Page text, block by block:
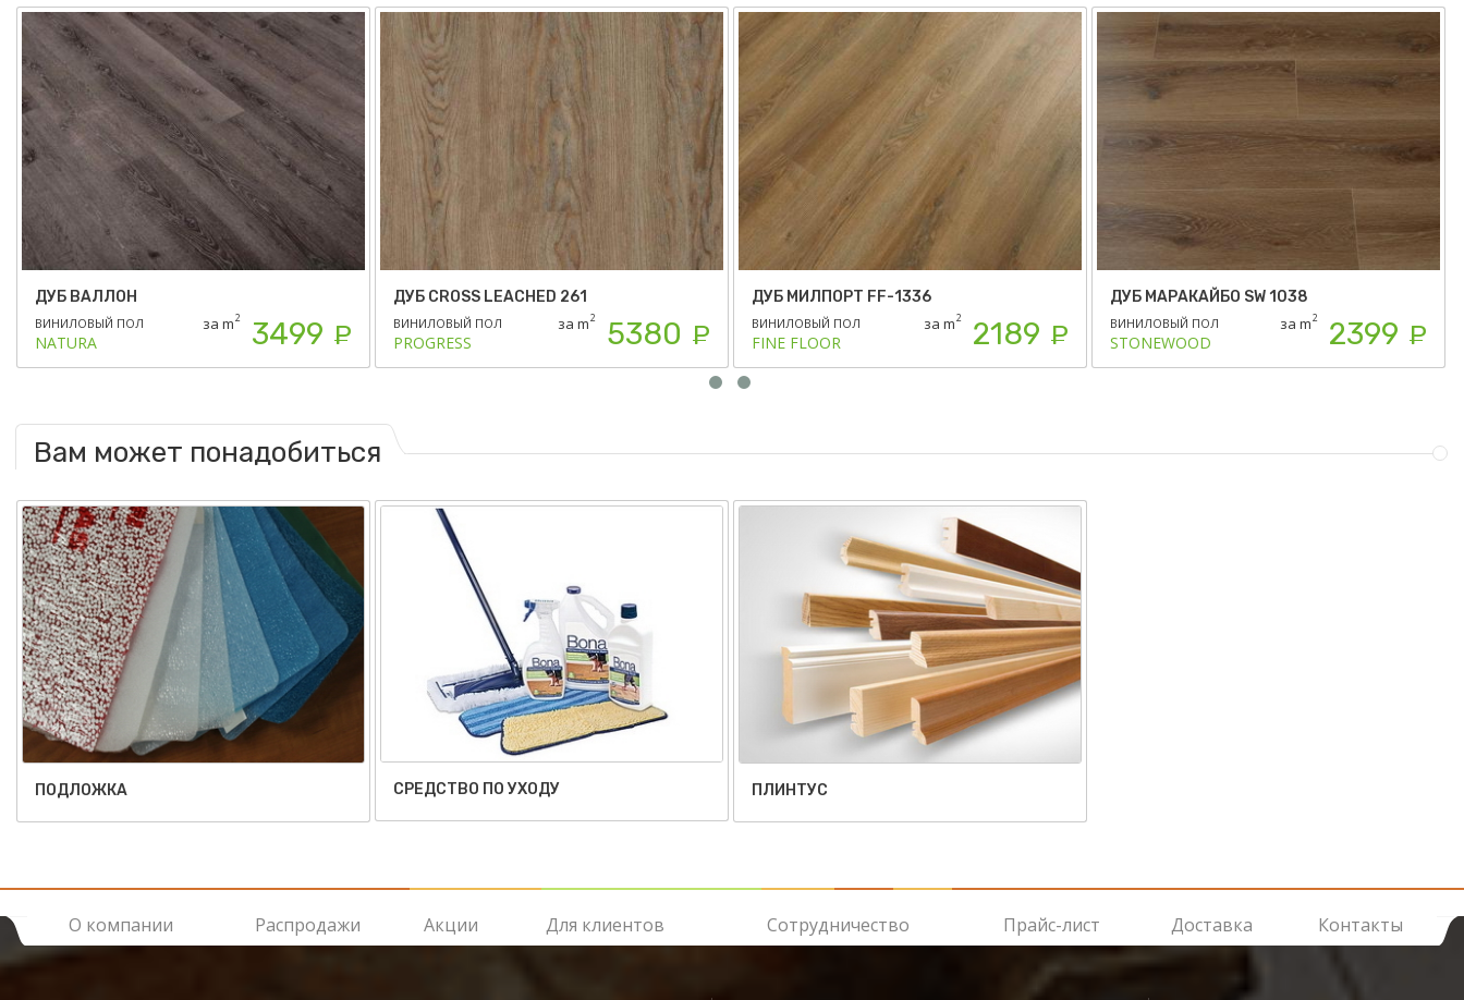
ДУБ ВАЛЛОН
ВИНИЛОВЫЙ ПОЛ
NATURA
за m2 3499 Р
ДУБ CROSS LEACHED 261
ВИНИЛОВЫЙ ПОЛ
PROGRESS
за m2 5380 Р
ДУБ МИЛПОРТ FF-1336
ВИНИЛОВЫЙ ПОЛ
FINE FLOOR
за m2 2189 Р
ДУБ МАРАКАЙБО SW 1038
ВИНИЛОВЫЙ ПОЛ
STONEWOOD
за m2 2399 Р
Вам может понадобиться
ПОДЛОЖКА СРЕДСТВО ПО УХОДУ ПЛИНТУС
О компании Распродажи Акции Для клиентов Сотрудничество Прайс-лист Доставка Контакты